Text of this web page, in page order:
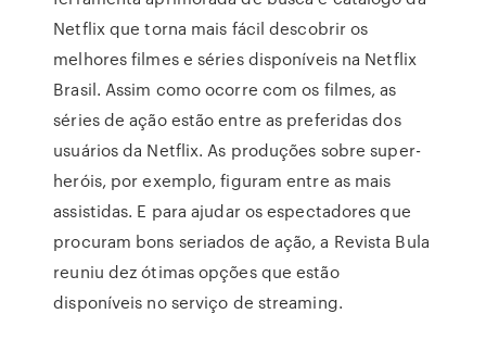
Netflix que torna mais fácil descobrir os
melhores filmes e séries disponíveis na Netflix
Brasil. Assim como ocorre com os filmes, as
séries de ação estão entre as preferidas dos
usuários da Netflix. As produções sobre super-
heróis, por exemplo, figuram entre as mais
assistidas. E para ajudar os espectadores que
procuram bons seriados de ação, a Revista Bula
reuniu dez ótimas opções que estão
disponíveis no serviço de streaming.